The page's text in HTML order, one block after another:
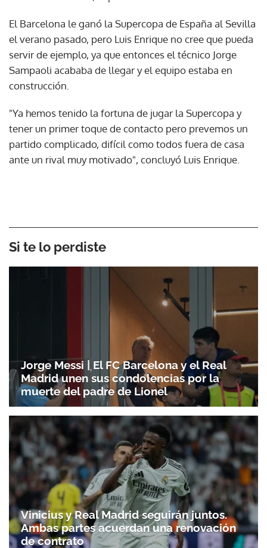
El Barcelona le ganó la Supercopa de España al Sevilla
el verano pasado, pero Luis Enrique no cree que pueda
servir de ejemplo, ya que entonces el técnico Jorge
Sampaoli acababa de llegar y el equipo estaba en
construcción.
"Ya hemos tenido la fortuna de jugar la Supercopa y
tener un primer toque de contacto pero prevemos un
partido complicado, difícil como todos fuera de casa
ante un rival muy motivado", concluyó Luis Enrique.
Si te lo perdiste
Jorge Messi | El FC Barcelona y el Real
Madrid unen sus condolencias por la
muerte del padre de Lionel
Vinicius y Real Madrid seguirán juntos.
Ambas partes acuerdan una renovación
de contrato